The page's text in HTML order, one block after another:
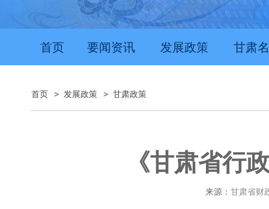
首页 要闻资讯 发展政策 甘肃
首页 > 发展政策 > 甘肃政策
《甘肃省行
来源： 甘肃省财